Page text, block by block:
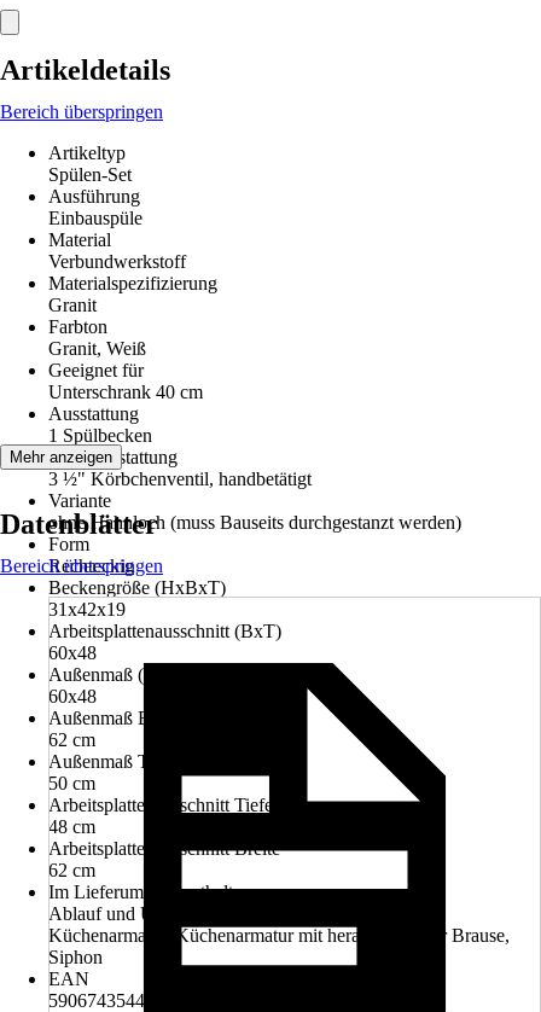
Artikeldetails
Bereich überspringen
Artikeltyp
Spülen-Set
Ausführung
Einbauspüle
Material
Verbundwerkstoff
Materialspezifizierung
Granit
Farbton
Granit, Weiß
Geeignet für
Unterschrank 40 cm
Ausstattung
1 Spülbecken
Ventilausstattung
3 ½" Körbchenventil, handbetätigt
Variante
ohne Hahnloch (muss Bauseits durchgestanzt werden)
Form
Rechteckig
Beckengröße (HxBxT)
31x42x19
Arbeitsplattenausschnitt (BxT)
60x48
Außenmaß (BxT)
60x48
Außenmaß Breite
62 cm
Außenmaß Tiefe
50 cm
Arbeitsplattenausschnitt Tiefe
48 cm
Arbeitsplattenausschnitt Breite
62 cm
Im Lieferumfang enthalten
Ablauf und Überlaufgarnitur, Einbauspülbecken,
Küchenarmatur, Küchenarmatur mit herausziehbarer Brause,
Siphon
EAN
5906743544434
Mehr anzeigen
Datenblätter
Bereich überspringen